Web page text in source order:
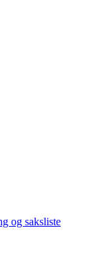
og saksliste